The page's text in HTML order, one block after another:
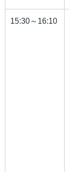
15:30～16:10